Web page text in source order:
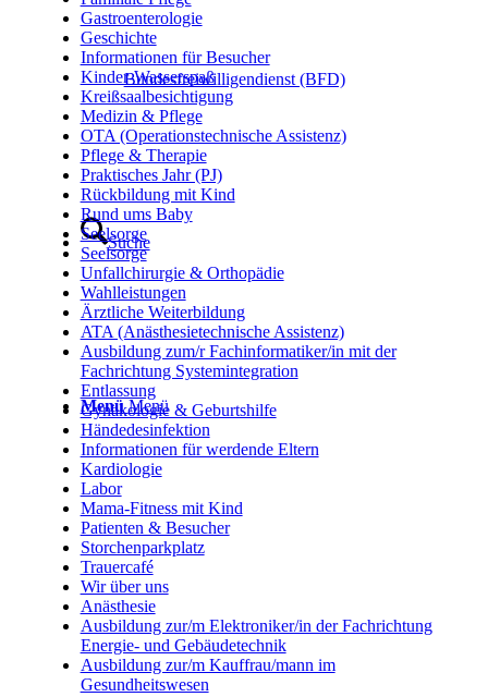
Bundesfreiwilligendienst (BFD)
Suche
Menü Menü
Gastroenterologie
Geschichte
Informationen für Besucher
Kinder-Wasserspaß
Kreißsaalbesichtigung
Medizin & Pflege
OTA (Operationstechnische Assistenz)
Pflege & Therapie
Praktisches Jahr (PJ)
Rückbildung mit Kind
Rund ums Baby
Seelsorge
Seelsorge
Unfallchirurgie & Orthopädie
Wahlleistungen
Ärztliche Weiterbildung
ATA (Anästhesietechnische Assistenz)
Ausbildung zum/r Fachinformatiker/in mit der
Fachrichtung Systemintegration
Entlassung
Gynäkologie & Geburtshilfe
Händedesinfektion
Informationen für werdende Eltern
Kardiologie
Labor
Mama-Fitness mit Kind
Patienten & Besucher
Storchenparkplatz
Trauercafé
Wir über uns
Anästhesie
Ausbildung zur/m Elektroniker/in der Fachrichtung
Energie- und Gebäudetechnik
Ausbildung zur/m Kauffrau/mann im
Gesundheitswesen